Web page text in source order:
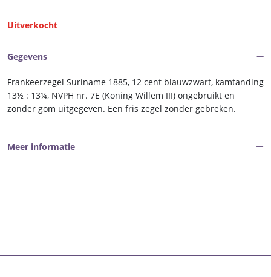
Uitverkocht
Gegevens
Frankeerzegel Suriname 1885, 12 cent blauwzwart, kamtanding
13½ : 13¼, NVPH nr. 7E (Koning Willem III) ongebruikt en
zonder gom uitgegeven. Een fris zegel zonder gebreken.
Meer informatie